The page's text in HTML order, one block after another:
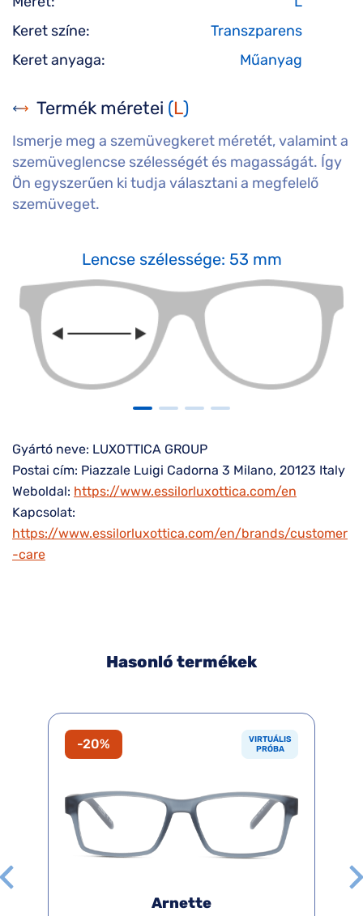
Keret színe:
Transzparens
Keret anyaga:
Műanyag
Termék méretei (L)
Ismerje meg a szemüvegkeret méretét, valamint a
szemüveglencse szélességét és magasságát. Így
Ön egyszerűen ki tudja választani a megfelelő
szemüveget.
Lencse szélessége: 53 mm
Gyártó neve: LUXOTTICA GROUP
Postai cím: Piazzale Luigi Cadorna 3 Milano, 20123 Italy
Weboldal: https://www.essilorluxottica.com/en
Kapcsolat:
https://www.essilorluxottica.com/en/brands/customer
-care
Hasonló termékek
-20%
VIRTUÁLIS
PRÓBA
Arnette